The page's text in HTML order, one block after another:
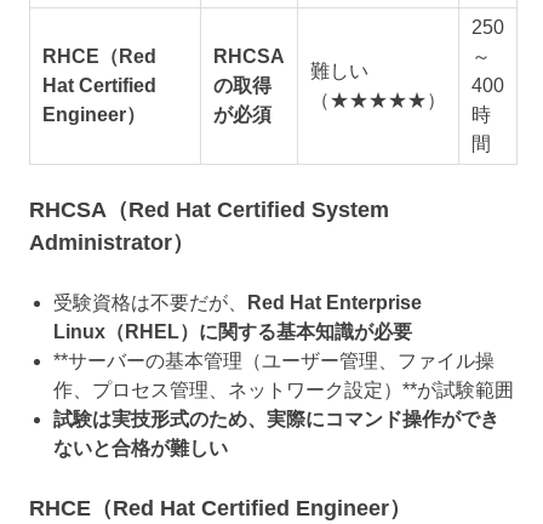
RHCE（Red
Hat Certified
Engineer）
RHCSA
の取得
が必須
難しい
（★★★★★）
250
～
400
時
間
RHCSA（Red Hat Certified System
Administrator）
受験資格は不要だが、
Red Hat Enterprise
Linux（RHEL）に関する基本知識が必要
**サーバーの基本管理（ユーザー管理、ファイル操
作、プロセス管理、ネットワーク設定）**が試験範囲
試験は実技形式のため、実際にコマンド操作ができ
ないと合格が難しい
RHCE（Red Hat Certified Engineer）